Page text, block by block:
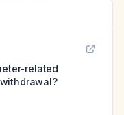
related